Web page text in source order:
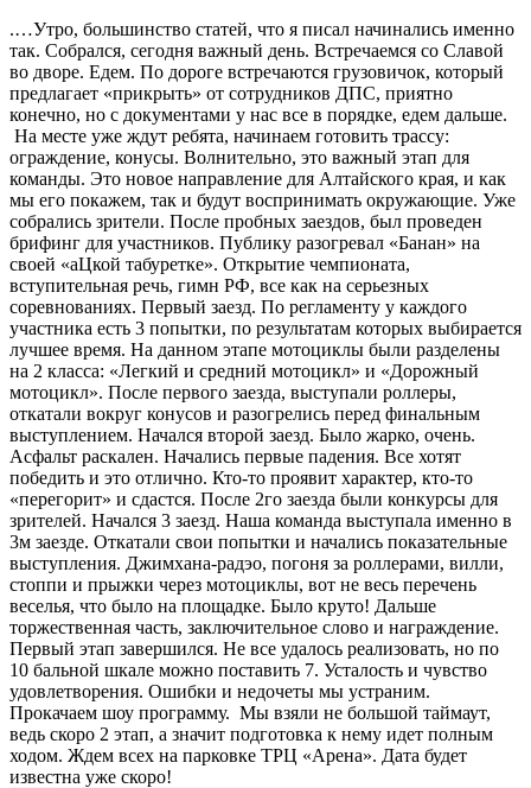
.…Утро, большинство статей, что я писал начинались именно
так. Собрался, сегодня важный день. Встречаемся со Славой
во дворе. Едем. По дороге встречаются грузовичок, который
предлагает «прикрыть» от сотрудников ДПС, приятно
конечно, но с документами у нас все в порядке, едем дальше.
На месте уже ждут ребята, начинаем готовить трассу:
ограждение, конусы. Волнительно, это важный этап для
команды. Это новое направление для Алтайского края, и как
мы его покажем, так и будут воспринимать окружающие. Уже
собрались зрители. После пробных заездов, был проведен
брифинг для участников. Публику разогревал «Банан» на
своей «аЦкой табуретке». Открытие чемпионата,
вступительная речь, гимн РФ, все как на серьезных
соревнованиях. Первый заезд. По регламенту у каждого
участника есть 3 попытки, по результатам которых выбирается
лучшее время. На данном этапе мотоциклы были разделены
на 2 класса: «Легкий и средний мотоцикл» и «Дорожный
мотоцикл». После первого заезда, выступали роллеры,
откатали вокруг конусов и разогрелись перед финальным
выступлением. Начался второй заезд. Было жарко, очень.
Асфальт раскален. Начались первые падения. Все хотят
победить и это отлично. Кто-то проявит характер, кто-то
«перегорит» и сдастся. После 2го заезда были конкурсы для
зрителей. Начался 3 заезд. Наша команда выступала именно в
3м заезде. Откатали свои попытки и начались показательные
выступления. Джимхана-радэо, погоня за роллерами, вилли,
стоппи и прыжки через мотоциклы, вот не весь перечень
веселья, что было на площадке. Было круто! Дальше
торжественная часть, заключительное слово и награждение.
Первый этап завершился. Не все удалось реализовать, но по
10 бальной шкале можно поставить 7. Усталость и чувство
удовлетворения. Ошибки и недочеты мы устраним.
Прокачаем шоу программу. Мы взяли не большой таймаут,
ведь скоро 2 этап, а значит подготовка к нему идет полным
ходом. Ждем всех на парковке ТРЦ «Арена». Дата будет
известна уже скоро!